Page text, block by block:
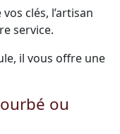
clés, l’artisan
service.
il vous offre une
ou